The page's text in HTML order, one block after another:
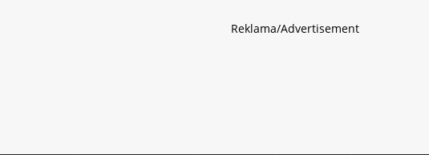
Reklama/Advertisement